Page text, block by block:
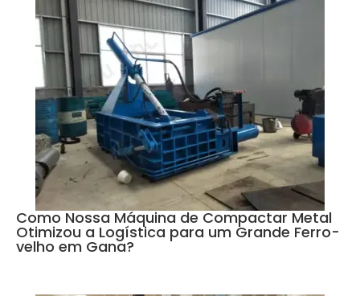
Como Nossa Máquina de Compactar Metal
Otimizou a Logística para um Grande Ferro-
velho em Gana?